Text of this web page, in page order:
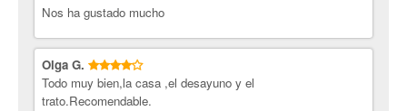
Nos ha gustado mucho
Olga G.
Todo muy bien,la casa ,el desayuno y el
trato.Recomendable.